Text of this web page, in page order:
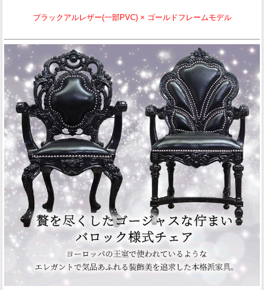
ブラックアルレザー(一部PVC) × ゴールドフレームモデル